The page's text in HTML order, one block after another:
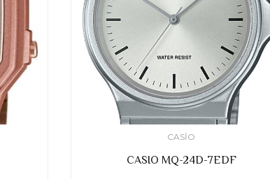
CASIO
CASIO MQ-24D-7EDF